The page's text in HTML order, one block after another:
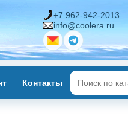
+7 962-942-2013
info@coolera.ru
Контакты